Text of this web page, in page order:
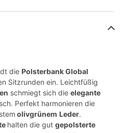
die Polsterbank Global
Sitzrunden ein. Leichtfüßig
schmiegt sich die elegante
Perfekt harmonieren die
olivgrünem Leder.
halten die gut gepolsterte